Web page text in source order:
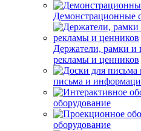
Демонстрационные
Держатели, рамки и
рекламы и ценников
письма и
оборудование
оборудование